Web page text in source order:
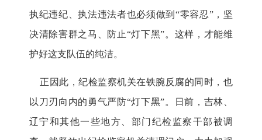
执纪违纪、执法违法者也必须做到“零容忍”，坚
决清除害群之马、防止“灯下黑”。这样，才能维
护好这支队伍的纯洁。
正因此，纪检监察机关在铁腕反腐的同时，也
以刀刃向内的勇气严防“灯下黑”。日前，吉林、
辽宁和其他一些地方、部门纪检监察干部被调